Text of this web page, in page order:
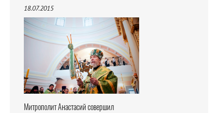
18.07.2015
Митрополит Анастасий совершил